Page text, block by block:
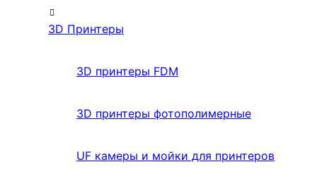
3D Принтеры
3D принтеры FDM
3D принтеры фотополимерные
UF камеры и мойки для принтеров